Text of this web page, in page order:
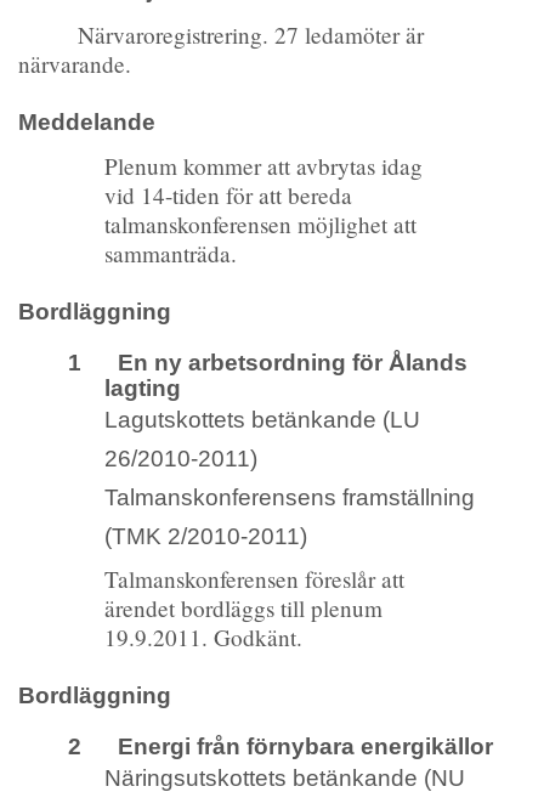
Närvaroregistrering. 27 ledamöter är
närvarande.
Meddelande
Plenum kommer att avbrytas idag
vid 14-tiden för att bereda
talmanskonferensen möjlighet att
sammanträda.
Bordläggning
1 En ny arbetsordning för Ålands
lagting
Lagutskottets betänkande (LU
26/2010-2011)
Talmanskonferensens framställning
(TMK 2/2010-2011)
Talmanskonferensen föreslår att
ärendet bordläggs till plenum
19.9.2011. Godkänt.
Bordläggning
2 Energi från förnybara energikällor
Näringsutskottets betänkande (NU